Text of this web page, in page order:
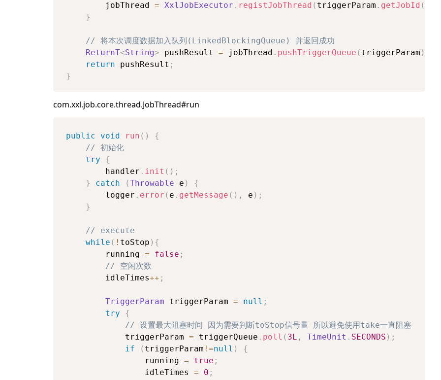
        jobThread
= XxlJobExecutor . registJobThread ( triggerParam . getJobId (
}
// 将本次调度数据加入队列(LinkedBlockingQueue) 并返回成功
ReturnT<String> pushResult = jobThread . pushTriggerQueue ( triggerParam )
return pushResult ;
}
com.xxl.job.core.thread.JobThread#run
public void run ( )
{
// 初始化
try
{
        handler
. init ( ) ;
}
catch (Throwable e )
{
        logger
. error ( e . getMessage ( ) , e ) ;
}
// execute
while ( ! toStop ) {
        running
= false ;
// 空闲次数
        idleTimes
++ ;
TriggerParam triggerParam = null ;
try
{
// 设置最大阻塞时间 因为需要判断toStop信号量 所以避免使用take一直阻塞
            triggerParam
= triggerQueue . poll ( 3L , TimeUnit . SECONDS ) ;
if
( triggerParam !=null )
{
                running
= true ;
                idleTimes
= 0 ;